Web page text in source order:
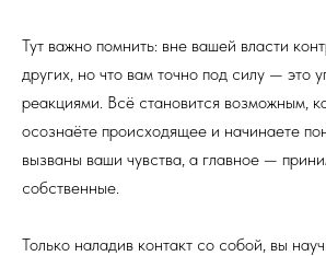
Тут важно помнить: вне вашей власти
других, но что вам точно под силу — это
реакциями. Всё становится возможным,
осознаёте происходящее и начинаете
вызваны ваши чувства, а главное —
собственные.
Только наладив контакт со собой, вы